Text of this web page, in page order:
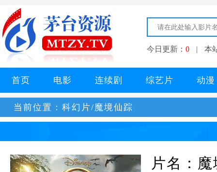
今日更新： 0 | 本
首页 电影 连续剧 综艺片 动漫
当前位置： 科幻片/魔境仙踪
片名：